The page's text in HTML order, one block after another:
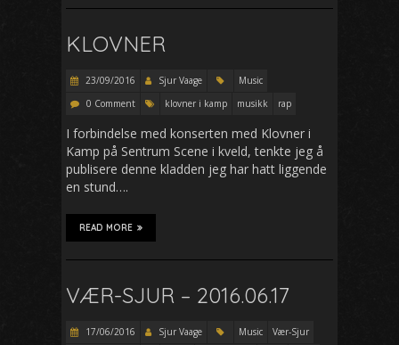
KLOVNER
23/09/2016 Sjur Vaage
Music
0 Comment
klovner i kamp musikk rap
I forbindelse med konserten med Klovner i
Kamp på Sentrum Scene i kveld, tenkte jeg å
publisere denne kladden jeg har hatt liggende
en stund….
READ MORE
VÆR-SJUR – 2016.06.17
17/06/2016 Sjur Vaage Music
Vær-Sjur